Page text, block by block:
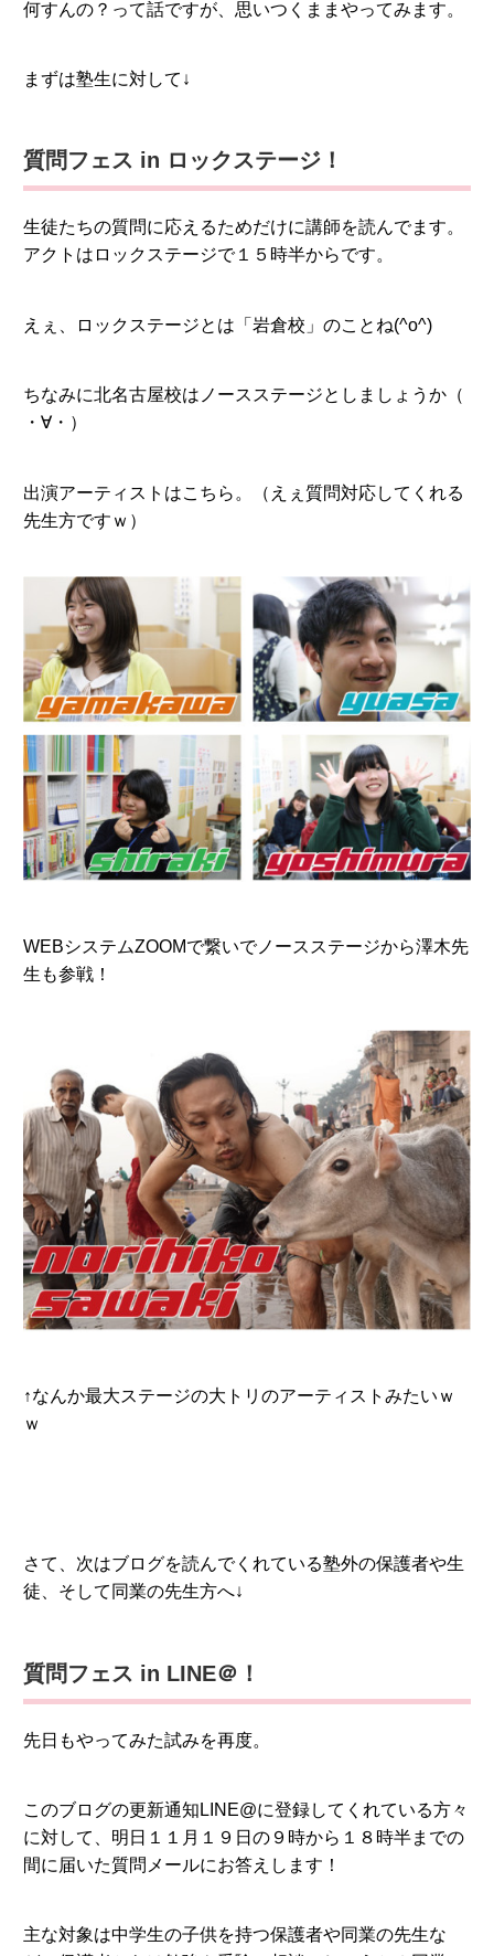
何すんの？って話ですが、思いつくままやってみます。
まずは塾生に対して↓
質問フェス in ロックステージ！
生徒たちの質問に応えるためだけに講師を読んでます。
アクトはロックステージで１５時半からです。
えぇ、ロックステージとは「岩倉校」のことね(^o^)
ちなみに北名古屋校はノースステージとしましょうか（
・∀・）
出演アーティストはこちら。（えぇ質問対応してくれる
先生方ですｗ）
WEBシステムZOOMで繋いでノースステージから澤木先
生も参戦！
↑なんか最大ステージの大トリのアーティストみたいｗ
ｗ
さて、次はブログを読んでくれている塾外の保護者や生
徒、そして同業の先生方へ↓
質問フェス in LINE＠！
先日もやってみた試みを再度。
このブログの更新通知LINE@に登録してくれている方々
に対して、明日１１月１９日の９時から１８時半までの
間に届いた質問メールにお答えします！
主な対象は中学生の子供を持つ保護者や同業の先生な